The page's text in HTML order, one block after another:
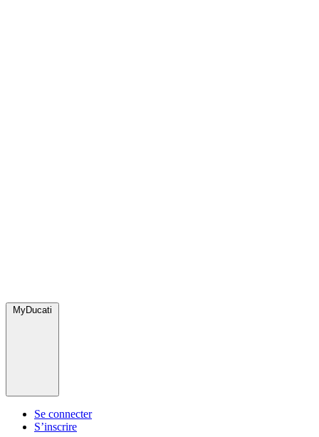
MyDucati
Se connecter
S’inscrire